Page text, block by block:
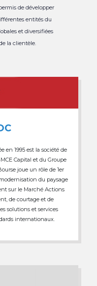
de développer
entités du
et diversifiées
la clientèle.
en 1995 est la société de
Capital et du Groupe
joue un rôle de 1er
du paysage
sur le Marché Actions
de courtage et de
solutions et services
internationaux.